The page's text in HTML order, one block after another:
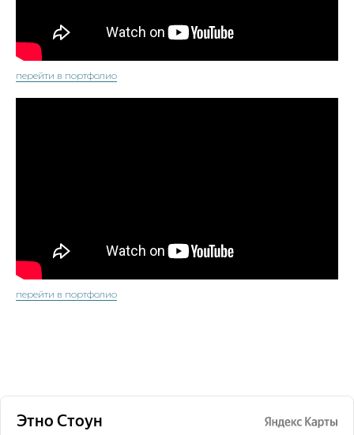
перейти в портфолио
перейти в портфолио